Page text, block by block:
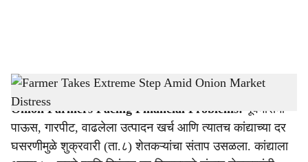
h
a
r
Farmer Takes Extreme Step Amid Onion Market Distress-Agrowon
Onion Farmers Facing Financial Problems: पूर्वमोसमी
पाऊस, गारपीट, वाढलेला उत्पादन खर्च आणि त्यातच कांद्याच्या दर
घसरणीमुळे शुक्रवारी (ता.८) शेतकऱ्यांचा संताप उसळला. कांद्याला